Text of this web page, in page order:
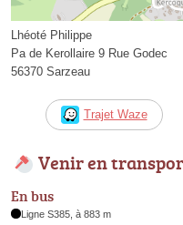
Lhéoté Philippe
Pa de Kerollaire 9 Rue Godec
56370 Sarzeau
Trajet Waze
Venir en
En bus
Ligne S385, à 883 m